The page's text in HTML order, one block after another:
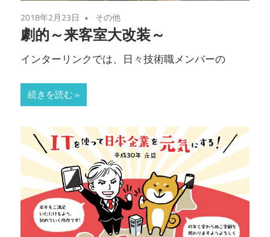
2018年2月23日 その他
劇的～来客室大改装～
インターリンクでは、日々技術職メンバーの
続きを読む